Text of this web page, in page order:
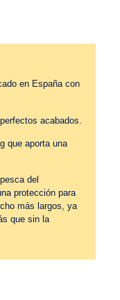
en España con
acabados.
que aporta una
del
protección para
más largos, ya
que sin la